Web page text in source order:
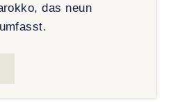
das neun